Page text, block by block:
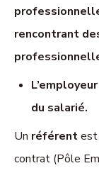
rencontrant
du salarié.
Un référentest
contrat (Pôle